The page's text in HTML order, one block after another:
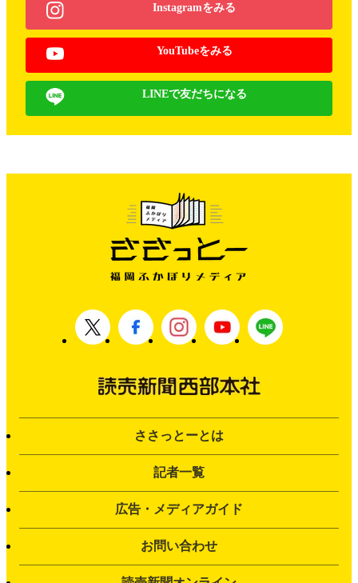
Instagramをみる
YouTubeをみる
LINEで友だちになる
ささっとーとは
記者一覧
広告・メディアガイド
お問い合わせ